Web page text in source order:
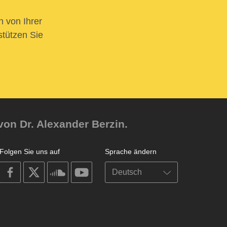
von Ihrer
Sie
Dr. Alexander Berzin.
Sprache ändern
Folgen Sie uns auf
on
facebook
on
on
soundcloudyoutube